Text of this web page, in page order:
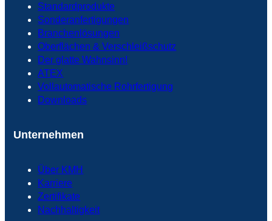
Standardprodukte
Sonderanfertigungen
Branchenlösungen
Oberflächen & Verschleißschutz
Der glatte Wahnsinn!
ATEX
Vollautomatische Rohrfertigung
Downloads
Unternehmen
Über KMH
Karriere
Zertifikate
Nachhaltigkeit